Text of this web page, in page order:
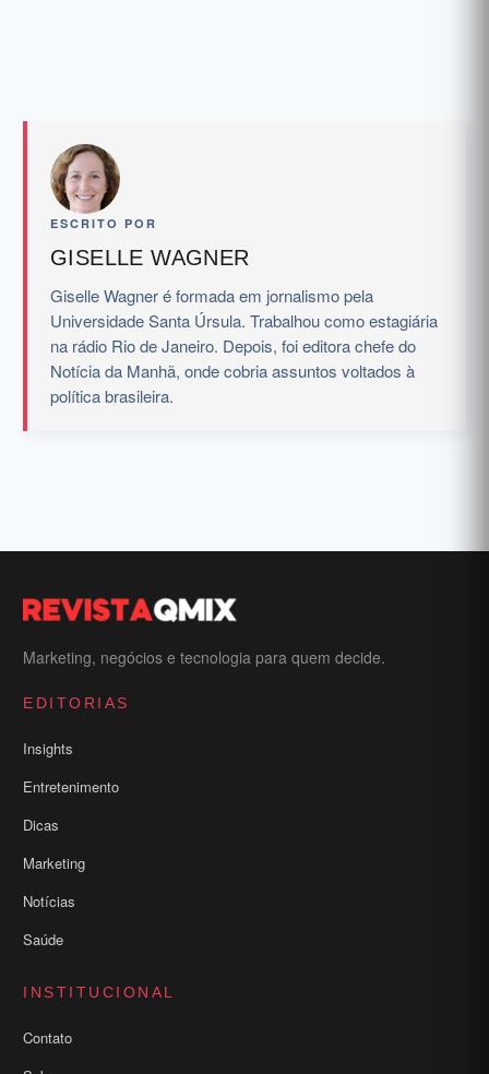
ESCRITO POR
GISELLE WAGNER
Giselle Wagner é formada em jornalismo pela
Universidade Santa Úrsula. Trabalhou como estagiária
na rádio Rio de Janeiro. Depois, foi editora chefe do
Notícia da Manhã, onde cobria assuntos voltados à
política brasileira.
Marketing, negócios e tecnologia para quem decide.
EDITORIAS
Insights
Entretenimento
Dicas
Marketing
Notícias
Saúde
INSTITUCIONAL
Contato